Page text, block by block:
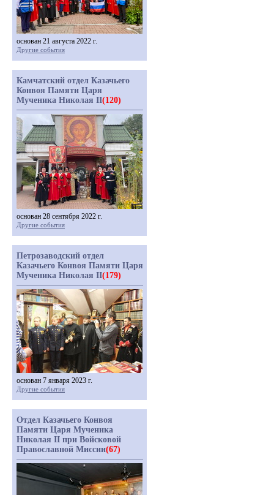
основан 21 августа 2022 г.
Другие события
Камчатский отдел Казачьего
Конвоя Памяти Царя
Мученика Николая II(120)
основан 28 сентября 2022 г.
Другие события
Петрозаводский отдел
Казачьего Конвоя Памяти Царя
Мученика Николая II(179)
основан 7 января 2023 г.
Другие события
Отдел Казачьего Конвоя
Памяти Царя Мученика
Николая II при Войсковой
Православной Миссии(67)